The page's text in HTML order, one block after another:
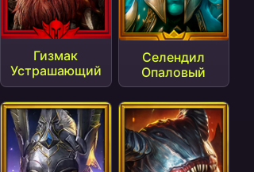
Гизмак
Устрашающий
Селендил
Опаловый